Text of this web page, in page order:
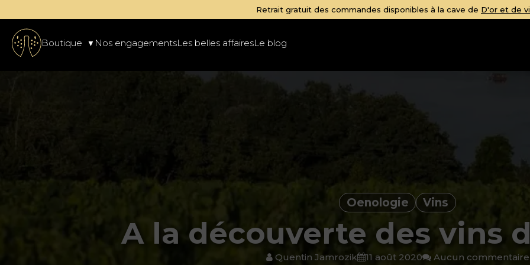
Votre
Boutique Nos engagementsLes belles affairesLe blog
Oenologie Vins
A la découverte des vins
Quentin Jamrozik 11 août 2020 Aucun commentaire